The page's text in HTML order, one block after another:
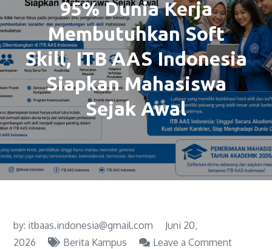
95% Dunia Kerja
Membutuhkan Soft
Skill, ITB AAS Indonesia
Siapkan Mahasiswa
Sejak Awal
by: itbaas.indonesia@gmail.com
Juni 20,
2026
Berita Kampus Leave a Comment